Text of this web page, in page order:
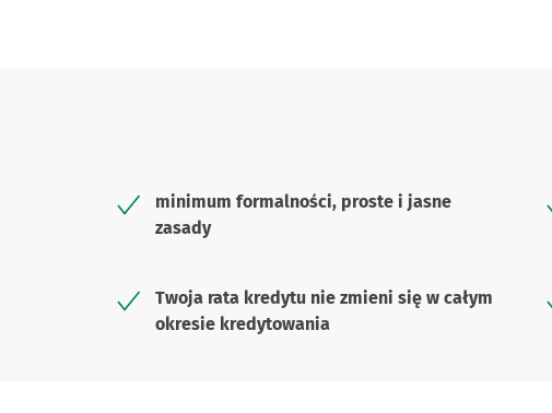
minimum formalności, proste i jasne
zasady
Twoja rata kredytu nie zmieni się w całym
okresie kredytowania